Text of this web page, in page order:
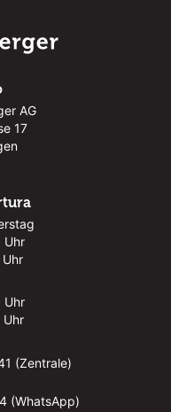
AG
17
Uhr
Uhr
(Zentrale)
(WhatsApp)